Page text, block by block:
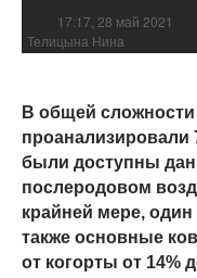
17:17, 28 май 2021
Телицына Нина
В общей
проанализировали
были доступны
послеродовом
крайней мере,
также основные
от когорты от 14%